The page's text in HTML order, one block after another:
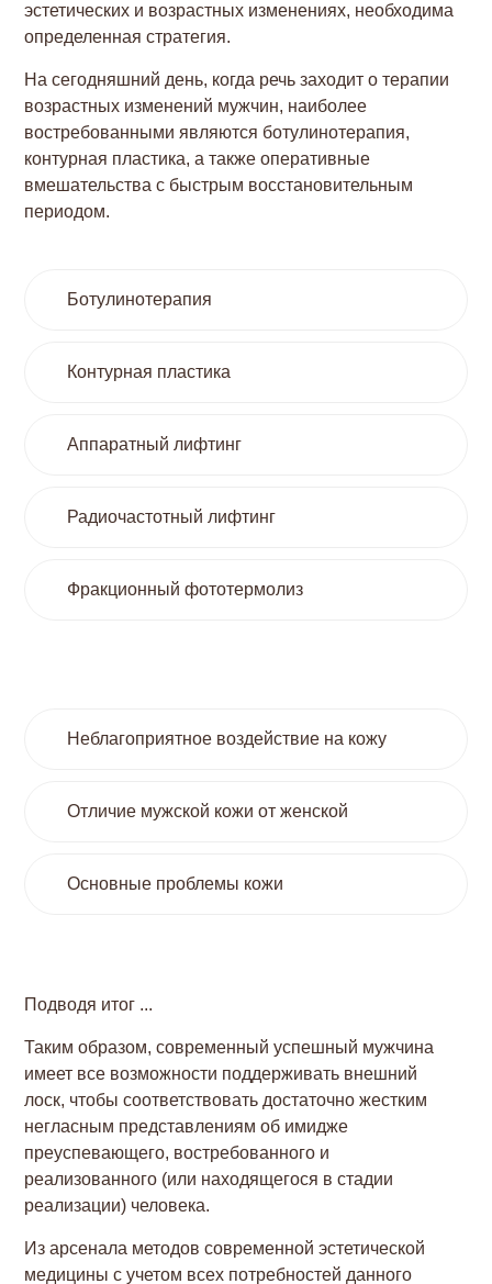
эстетических и возрастных изменениях, необходима
определенная стратегия.
На сегодняшний день, когда речь заходит о терапии
возрастных изменений мужчин, наиболее
востребованными являются ботулинотерапия,
контурная пластика, а также оперативные
вмешательства с быстрым восстановительным
периодом.
Ботулинотерапия
Контурная пластика
Аппаратный лифтинг
Радиочастотный лифтинг
Фракционный фототермолиз
Неблагоприятное воздействие на кожу
Отличие мужской кожи от женской
Основные проблемы кожи
Подводя итог ...
Таким образом, современный успешный мужчина
имеет все возможности поддерживать внешний
лоск, чтобы соответствовать достаточно жестким
негласным представлениям об имидже
преуспевающего, востребованного и
реализованного (или находящегося в стадии
реализации) человека.
Из арсенала методов современной эстетической
медицины с учетом всех потребностей данного